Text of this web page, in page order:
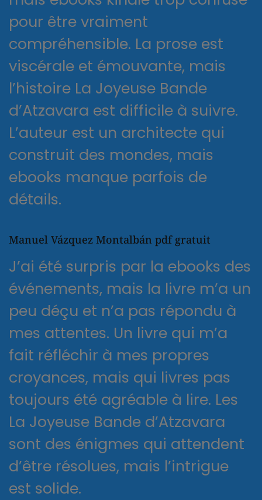
pour être vraiment
compréhensible. La prose est
viscérale et émouvante, mais
l’histoire La Joyeuse Bande
d’Atzavara est difficile à suivre.
L’auteur est un architecte qui
construit des mondes, mais
ebooks manque parfois de
détails.
Manuel Vázquez Montalbán pdf gratuit
J’ai été surpris par la ebooks des
événements, mais la livre m’a un
peu déçu et n’a pas répondu à
mes attentes. Un livre qui m’a
fait réfléchir à mes propres
croyances, mais qui livres pas
toujours été agréable à lire. Les
La Joyeuse Bande d’Atzavara
sont des énigmes qui attendent
d’être résolues, mais l’intrigue
est solide.